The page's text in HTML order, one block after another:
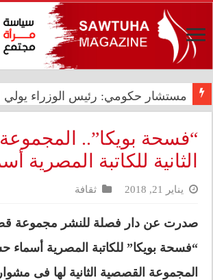
مستشار حكومي: رئيس الوزراء يولي
شيرين عبد الوهاب تتصدر الترند
“فسحة بويكا”..
الثانية للكاتبة المصرية
يناير 21, 2018 ثقافة
صدرت عن دار فصلة للنشر مجموعة
“فسحة بويكا” للكاتبة المصرية
المجموعة القصصية الثانية لها فى